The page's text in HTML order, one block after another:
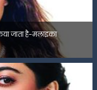
जाता है-मलाइका